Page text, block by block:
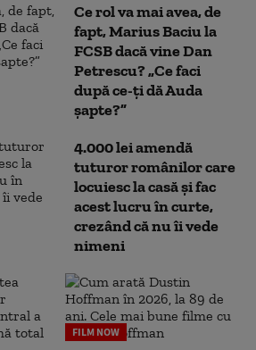
Ce rol va mai avea, de
fapt, Marius Baciu la
FCSB dacă vine Dan
Petrescu? „Ce faci
după ce-ți dă Auda
șapte?”
4.000 lei amendă
tuturor românilor care
locuiesc la casă și fac
acest lucru în curte,
crezând că nu îi vede
nimeni
FILM NOW